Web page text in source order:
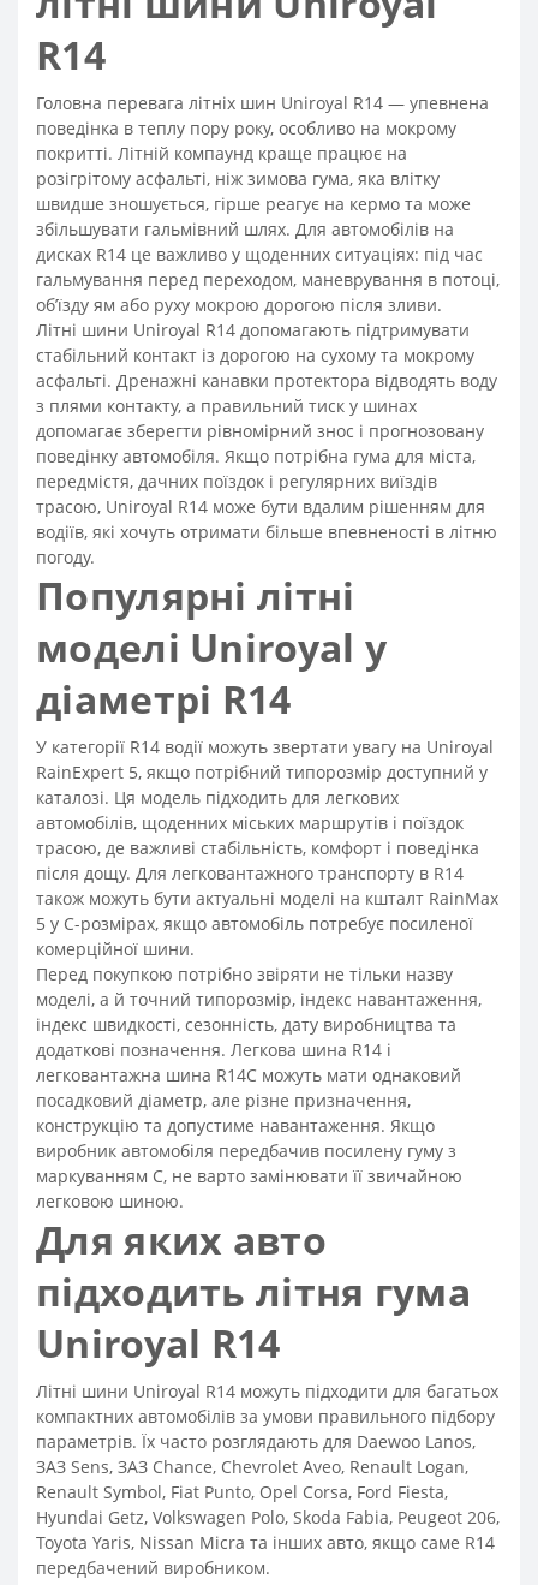
R14
Головна перевага літніх шин Uniroyal R14 — упевнена
поведінка в теплу пору року, особливо на мокрому
покритті. Літній компаунд краще працює на
розігрітому асфальті, ніж зимова гума, яка влітку
швидше зношується, гірше реагує на кермо та може
збільшувати гальмівний шлях. Для автомобілів на
дисках R14 це важливо у щоденних ситуаціях: під час
гальмування перед переходом, маневрування в потоці,
об’їзду ям або руху мокрою дорогою після зливи.
Літні шини Uniroyal R14 допомагають підтримувати
стабільний контакт із дорогою на сухому та мокрому
асфальті. Дренажні канавки протектора відводять воду
з плями контакту, а правильний тиск у шинах
допомагає зберегти рівномірний знос і прогнозовану
поведінку автомобіля. Якщо потрібна гума для міста,
передмістя, дачних поїздок і регулярних виїздів
трасою, Uniroyal R14 може бути вдалим рішенням для
водіїв, які хочуть отримати більше впевненості в літню
погоду.
Популярні літні
моделі Uniroyal у
діаметрі R14
У категорії R14 водії можуть звертати увагу на Uniroyal
RainExpert 5, якщо потрібний типорозмір доступний у
каталозі. Ця модель підходить для легкових
автомобілів, щоденних міських маршрутів і поїздок
трасою, де важливі стабільність, комфорт і поведінка
після дощу. Для легковантажного транспорту в R14
також можуть бути актуальні моделі на кшталт RainMax
5 у C-розмірах, якщо автомобіль потребує посиленої
комерційної шини.
Перед покупкою потрібно звіряти не тільки назву
моделі, а й точний типорозмір, індекс навантаження,
індекс швидкості, сезонність, дату виробництва та
додаткові позначення. Легкова шина R14 і
легковантажна шина R14C можуть мати однаковий
посадковий діаметр, але різне призначення,
конструкцію та допустиме навантаження. Якщо
виробник автомобіля передбачив посилену гуму з
маркуванням C, не варто замінювати її звичайною
легковою шиною.
Для яких авто
підходить літня гума
Uniroyal R14
Літні шини Uniroyal R14 можуть підходити для багатьох
компактних автомобілів за умови правильного підбору
параметрів. Їх часто розглядають для Daewoo Lanos,
ЗАЗ Sens, ЗАЗ Chance, Chevrolet Aveo, Renault Logan,
Renault Symbol, Fiat Punto, Opel Corsa, Ford Fiesta,
Hyundai Getz, Volkswagen Polo, Skoda Fabia, Peugeot 206,
Toyota Yaris, Nissan Micra та інших авто, якщо саме R14
передбачений виробником.